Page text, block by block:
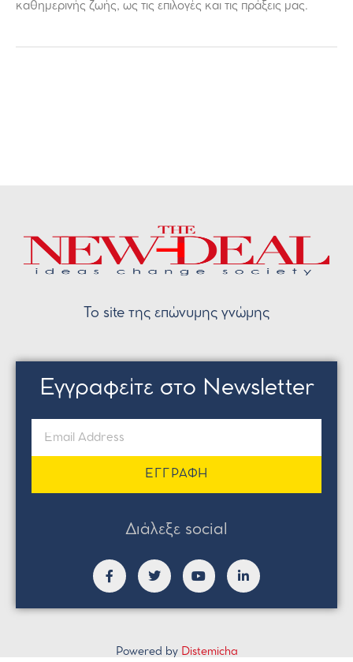
καθημερινής ζωής, ως τις επιλογές και τις πράξεις μας.
Το site της επώνυμης γνώμης
Εγγραφείτε στο Newsletter
ΕΓΓΡΑΦΗ
Διάλεξε social
Powered by Distemicha